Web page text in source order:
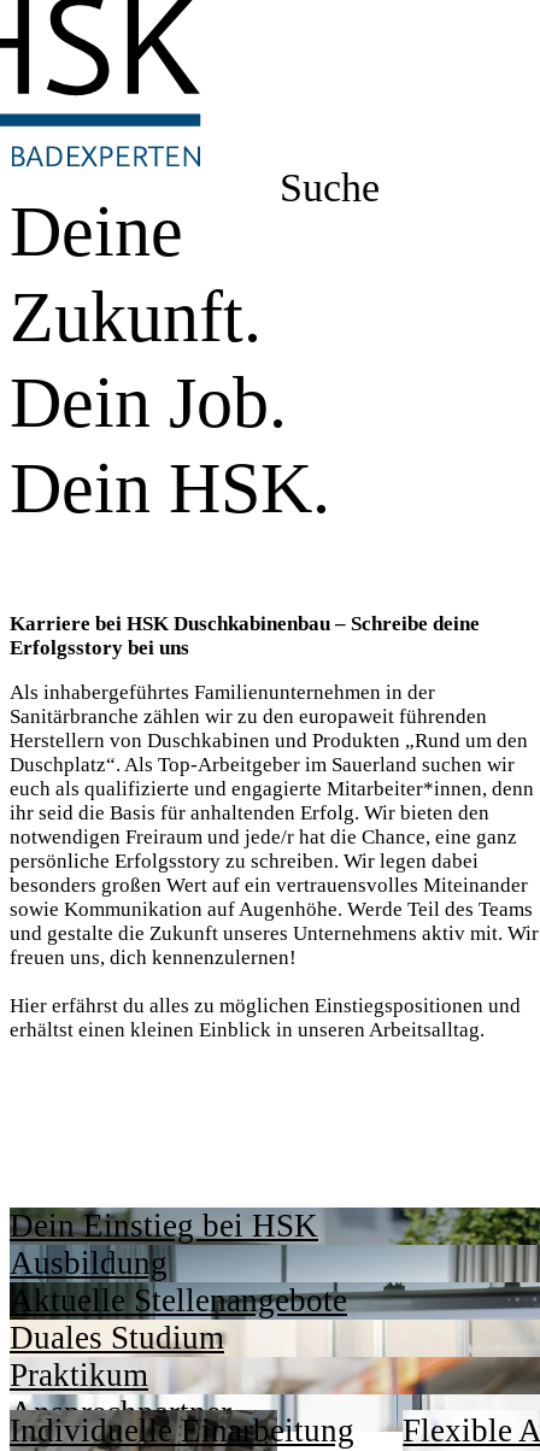
Suche
Deine
Zukunft.
Dein Job.
Dein HSK.
Karriere bei HSK Duschkabinenbau – Schreibe deine
Erfolgsstory bei uns
Als inhabergeführtes Familienunternehmen in der
Sanitärbranche zählen wir zu den europaweit führenden
Herstellern von Duschkabinen und Produkten „Rund um den
Duschplatz“. Als Top-Arbeitgeber im Sauerland suchen wir
euch als qualifizierte und engagierte Mitarbeiter*innen, denn
ihr seid die Basis für anhaltenden Erfolg. Wir bieten den
notwendigen Freiraum und jede/r hat die Chance, eine ganz
persönliche Erfolgsstory zu schreiben. Wir legen dabei
besonders großen Wert auf ein vertrauensvolles Miteinander
sowie Kommunikation auf Augenhöhe. Werde Teil des Teams
und gestalte die Zukunft unseres Unternehmens aktiv mit. Wir
freuen uns, dich kennenzulernen!
Hier erfährst du alles zu möglichen Einstiegspositionen und
erhältst einen kleinen Einblick in unseren Arbeitsalltag.
Dein Einstieg bei HSK
Ausbildung
Aktuelle Stellenangebote
Duales Studium
Praktikum
Ansprechpartner
Individuelle Einarbeitung Flexible